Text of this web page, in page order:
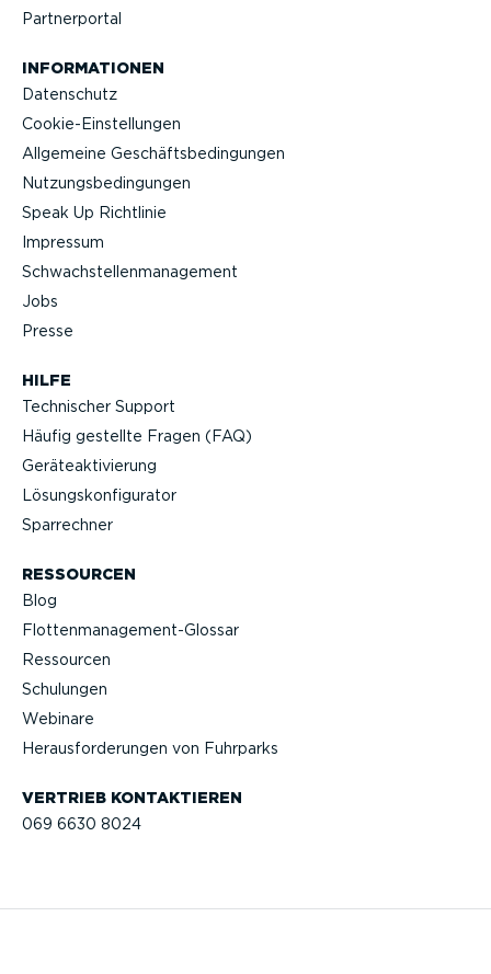
VERTRIEB KONTAK­TIEREN
069 6630 8024
HILFE
Technischer Support
Häufig gestellte Fragen (FAQ)
Geräteak­ti­vierung
Lösungs­kon­fi­gu­rator
Sparrechner
RESSOURCEN
Blog
Flotten­management-Glossar
Ressourcen
Schulungen
Webinare
Heraus­for­de­rungen von Fuhrparks
Partner­portal
INFOR­MA­TIONEN
Datenschutz
Cookie-Ein­stel­lungen
Allgemeine Geschäfts­be­din­gungen
Nutzungs­be­din­gungen
Speak Up Richtlinie
Impressum
Schwach­stel­len­ma­nagement
Jobs
Presse